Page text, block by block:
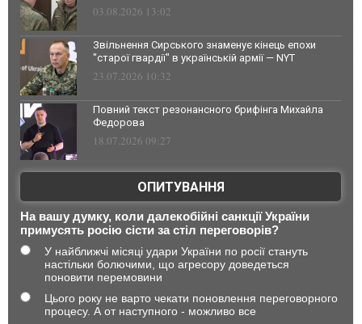
03.08.2026 13:02
Звільнення Сирського знаменує кінець епохи
"старої гвардії" в українській армії — NYT
23.07.2026 10:32
Повний текст резонансного брифінга Михайла
Федорова
18.07.2026 09:27
ОПИТУВАННЯ
На вашу думку, коли далекобійні санкції України
примусять росію сісти за стіл переговорів?
У найближчі місяці удари України по росії стануть
настільки болючими, що агресору доведеться
поновити перемовини
Цього року не варто чекати поновлення переговорного
процесу. А от наступного - можливо все